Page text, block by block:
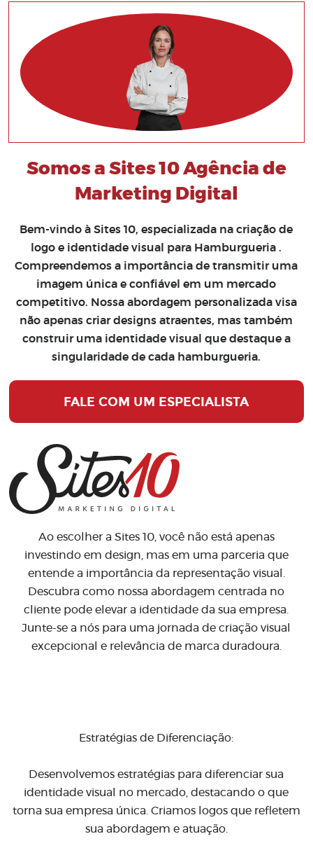
Somos a Sites 10 Agência de
Marketing Digital
Bem-vindo à Sites 10, especializada nacriação de
logo e identidade visual para Hamburgueria .
Compreendemos a importância de transmitir uma
imagem única e confiável em um mercado
competitivo. Nossa abordagem personalizada visa
não apenas criar designs atraentes, mas também
construir uma identidade visual que destaque a
singularidade de cada hamburgueria.
FALE COM UM ESPECIALISTA
Ao escolher a Sites 10, você não está apenas
investindo em design, mas em uma parceria que
entende a importância da representação visual.
Descubra como nossa abordagem centrada no
cliente pode elevar a identidade da sua empresa.
Junte-se a nós para uma jornada de criação visual
excepcional e relevância de marca duradoura.
Estratégias de Diferenciação:
Desenvolvemos estratégias para diferenciar sua
identidade visual no mercado, destacando o que
torna sua empresa única. Criamos logos que refletem
sua abordagem e atuação.